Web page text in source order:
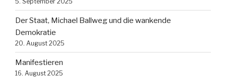
Der Staat, Michael Ballweg und die wankende
Demokratie
20. August 2025
Manifestieren
16. August 2025